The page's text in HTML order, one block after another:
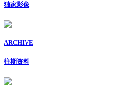
独家影像
ARCHIVE
往期资料